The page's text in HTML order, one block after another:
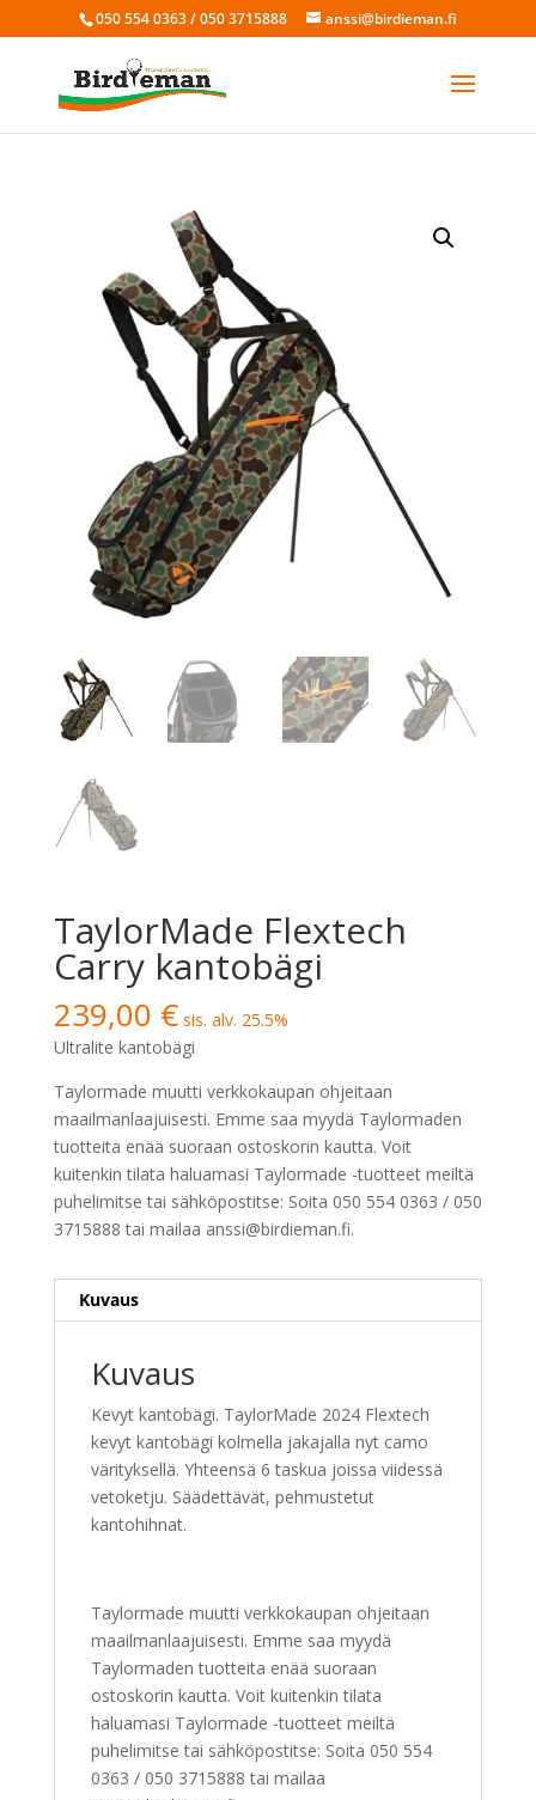
050 554 0363 / 050 3715888 anssi@birdieman.fi
TaylorMade Flextech
Carry kantobägi
239,00 € sis. alv. 25.5%
Ultralite kantobägi
Taylormade muutti verkkokaupan ohjeitaan
maailmanlaajuisesti. Emme saa myydä Taylormaden
tuotteita enää suoraan ostoskorin kautta. Voit
kuitenkin tilata haluamasi Taylormade -tuotteet meiltä
puhelimitse tai sähköpostitse: Soita 050 554 0363 / 050
3715888 tai mailaa anssi@birdieman.fi.
Kuvaus
Kuvaus
Kevyt kantobägi. TaylorMade 2024 Flextech
kevyt kantobägi kolmella jakajalla nyt camo
värityksellä. Yhteensä 6 taskua joissa viidessä
vetoketju. Säädettävät, pehmustetut
kantohihnat.
Taylormade muutti verkkokaupan ohjeitaan
maailmanlaajuisesti. Emme saa myydä
Taylormaden tuotteita enää suoraan
ostoskorin kautta. Voit kuitenkin tilata
haluamasi Taylormade -tuotteet meiltä
puhelimitse tai sähköpostitse: Soita 050 554
0363 / 050 3715888 tai mailaa